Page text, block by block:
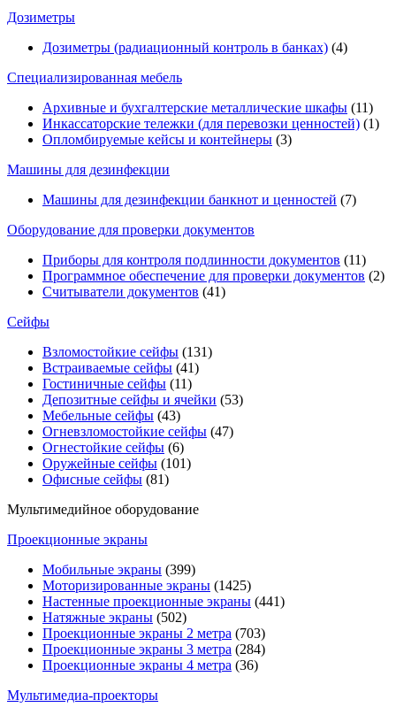
Дозиметры
Дозиметры (радиационный контроль в банках) (4)
Специализированная мебель
Архивные и бухгалтерские металлические шкафы (11)
Инкассаторские тележки (для перевозки ценностей) (1)
Опломбируемые кейсы и контейнеры (3)
Машины для дезинфекции
Машины для дезинфекции банкнот и ценностей (7)
Оборудование для проверки документов
Приборы для контроля подлинности документов (11)
Программное обеспечение для проверки документов (2)
Считыватели документов (41)
Сейфы
Взломостойкие сейфы (131)
Встраиваемые сейфы (41)
Гостиничные сейфы (11)
Депозитные сейфы и ячейки (53)
Мебельные сейфы (43)
Огневзломостойкие сейфы (47)
Огнестойкие сейфы (6)
Оружейные сейфы (101)
Офисные сейфы (81)
Мультимедийное оборудование
Проекционные экраны
Мобильные экраны (399)
Моторизированные экраны (1425)
Настенные проекционные экраны (441)
Натяжные экраны (502)
Проекционные экраны 2 метра (703)
Проекционные экраны 3 метра (284)
Проекционные экраны 4 метра (36)
Мультимедиa-проекторы